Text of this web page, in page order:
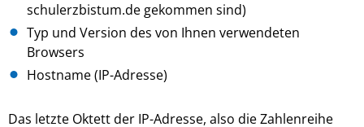
schulerzbistum.de gekommen sind)
Typ und Version des von Ihnen verwendeten
Browsers
Hostname (IP-Adresse)
Das letzte Oktett der IP-Adresse, also die Zahlenreihe